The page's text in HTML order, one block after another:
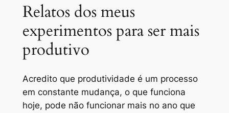
Relatos dos meus
experimentos para ser mais
produtivo
Acredito que produtividade é um processo
em constante mudança, o que funciona
hoje, pode não funcionar mais no ano que